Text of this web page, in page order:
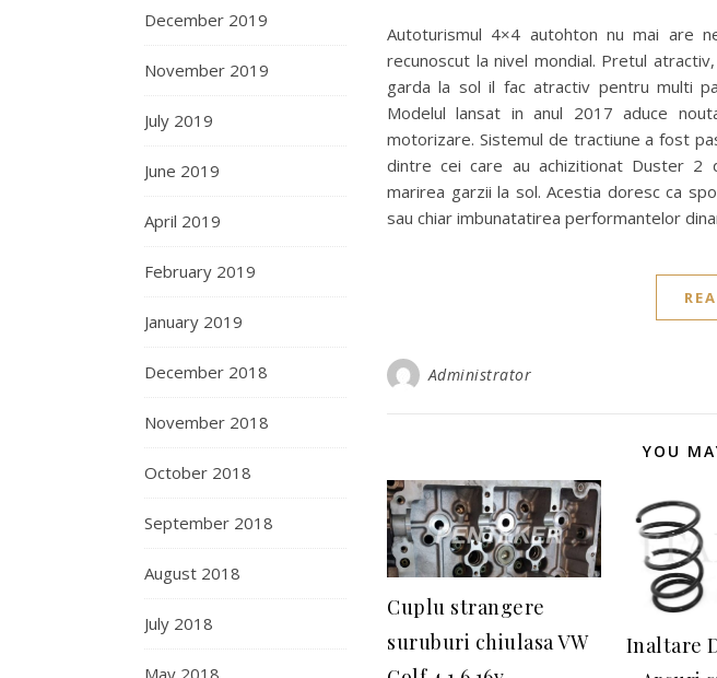
December 2019
November 2019
July 2019
June 2019
April 2019
February 2019
January 2019
December 2018
November 2018
October 2018
September 2018
August 2018
July 2018
May 2018
Autoturismul 4×4 autohton nu mai are
recunoscut la nivel mondial. Pretul
garda la sol il fac atractiv pentru multi
Modelul lansat in anul 2017 aduce
motorizare. Sistemul de tractiune a fost
dintre cei care au achizitionat Duster 2
marirea garzii la sol. Acestia doresc ca
sau chiar imbunatatirea performantelor
Administrator
YOU
Cuplu strangere
suruburi chiulasa VW
Inaltare